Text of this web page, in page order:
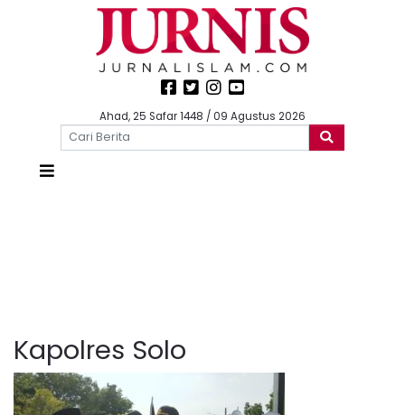
Ahad, 25 Safar 1448 / 09 Agustus 2026
Kapolres Solo